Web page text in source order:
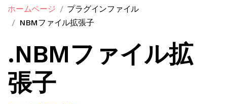
ホームページ
プラグインファイル
NBMファイル拡張子
.NBMファイル拡
張子